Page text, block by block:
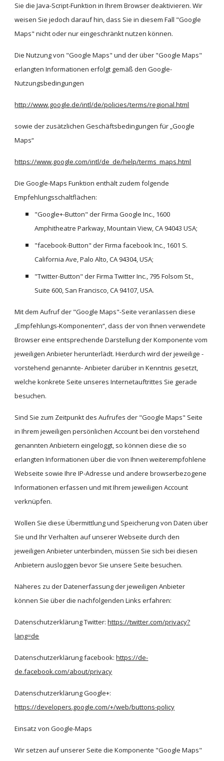
Sie die Java-Script-Funktion in Ihrem Browser deaktivieren. Wir
weisen Sie jedoch darauf hin, dass Sie in diesem Fall "Google
Maps" nicht oder nur eingeschränkt nutzen können.
Die Nutzung von "Google Maps" und der über "Google Maps"
erlangten Informationen erfolgt gemäß den Google-
Nutzungsbedingungen
http://www.google.de/intl/de/policies/terms/regional.html
sowie der zusätzlichen Geschäftsbedingungen für „Google
Maps“
https://www.google.com/intl/de_de/help/terms_maps.html
Die Google-Maps Funktion enthält zudem folgende
Empfehlungsschaltflächen:
"Google+-Button" der Firma Google Inc., 1600
Amphitheatre Parkway, Mountain View, CA 94043 USA;
"facebook-Button" der Firma facebook Inc., 1601 S.
California Ave, Palo Alto, CA 94304, USA;
"Twitter-Button" der Firma Twitter Inc., 795 Folsom St.,
Suite 600, San Francisco, CA 94107, USA.
Mit dem Aufruf der "Google Maps"-Seite veranlassen diese
„Empfehlungs-Komponenten“, dass der von Ihnen verwendete
Browser eine entsprechende Darstellung der Komponente vom
jeweiligen Anbieter herunterlädt. Hierdurch wird der jeweilige -
vorstehend genannte- Anbieter darüber in Kenntnis gesetzt,
welche konkrete Seite unseres Internetauftrittes Sie gerade
besuchen.
Sind Sie zum Zeitpunkt des Aufrufes der "Google Maps" Seite
in Ihrem jeweiligen persönlichen Account bei den vorstehend
genannten Anbietern eingeloggt, so können diese die so
erlangten Informationen über die von Ihnen weiterempfohlene
Webseite sowie Ihre IP-Adresse und andere browserbezogene
Informationen erfassen und mit Ihrem jeweiligen Account
verknüpfen.
Wollen Sie diese Übermittlung und Speicherung von Daten über
Sie und Ihr Verhalten auf unserer Webseite durch den
jeweiligen Anbieter unterbinden, müssen Sie sich bei diesen
Anbietern ausloggen bevor Sie unsere Seite besuchen.
Näheres zu der Datenerfassung der jeweiligen Anbieter
können Sie über die nachfolgenden Links erfahren:
Datenschutzerklärung Twitter: https://twitter.com/privacy?
lang=de
Datenschutzerklärung facebook: https://de-
de.facebook.com/about/privacy
Datenschutzerklärung Google+:
https://developers.google.com/+/web/buttons-policy
Einsatz von Google-Maps
Wir setzen auf unserer Seite die Komponente "Google Maps"